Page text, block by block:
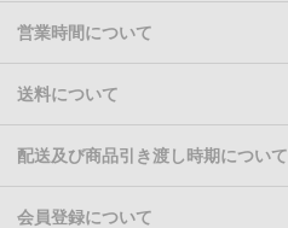
営業時間について
送料について
配送及び商品引き渡し時期について
会員登録について